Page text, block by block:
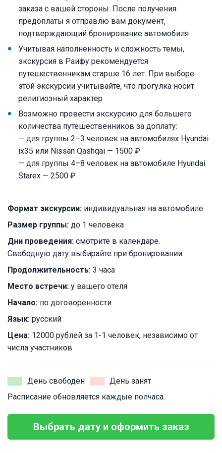
заказа с вашей стороны. После получения
предоплаты я отправлю вам документ,
подтверждающий бронирование автомобиля
Учитывая наполненность и сложность темы,
экскурсия в Раифу рекомендуется
путешественникам старше 16 лет. При выборе
этой экскурсии учитывайте, что прогулка носит
религиозный характер
Возможно провести экскурсию для большего
количества путешественников за доплату:
— для группы 2–3 человек на автомобилях Hyundai
ix35 или Nissan Qashqai — 1500 ₽
— для группы 4–8 человек на автомобиле Hyundai
Starex — 2500 ₽
Формат экскурсии: индивидуальная на автомобиле
Размер группы: до 1 человека
Дни проведения: смотрите в календаре.
Свободную дату выбирайте при бронировании.
Продолжительность: 3 часа
Место встречи: у вашего отеля
Начало: по договоренности
Язык: русский
Цена: 12000 рублей за 1-1 человек, независимо от
числа участников
День свободен
День занят
Расписание обновляется каждые полчаса.
Выбрать дату и оформить заказ